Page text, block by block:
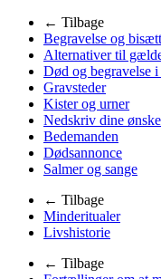
← Tilbage
Begravelse og
Alternativer til
Død og begravelse
Gravsteder
Kister og urner
Nedskriv dine
Bedemanden
Dødsannonce
Salmer og sange
← Tilbage
Minderitualer
Livshistorie
← Tilbage